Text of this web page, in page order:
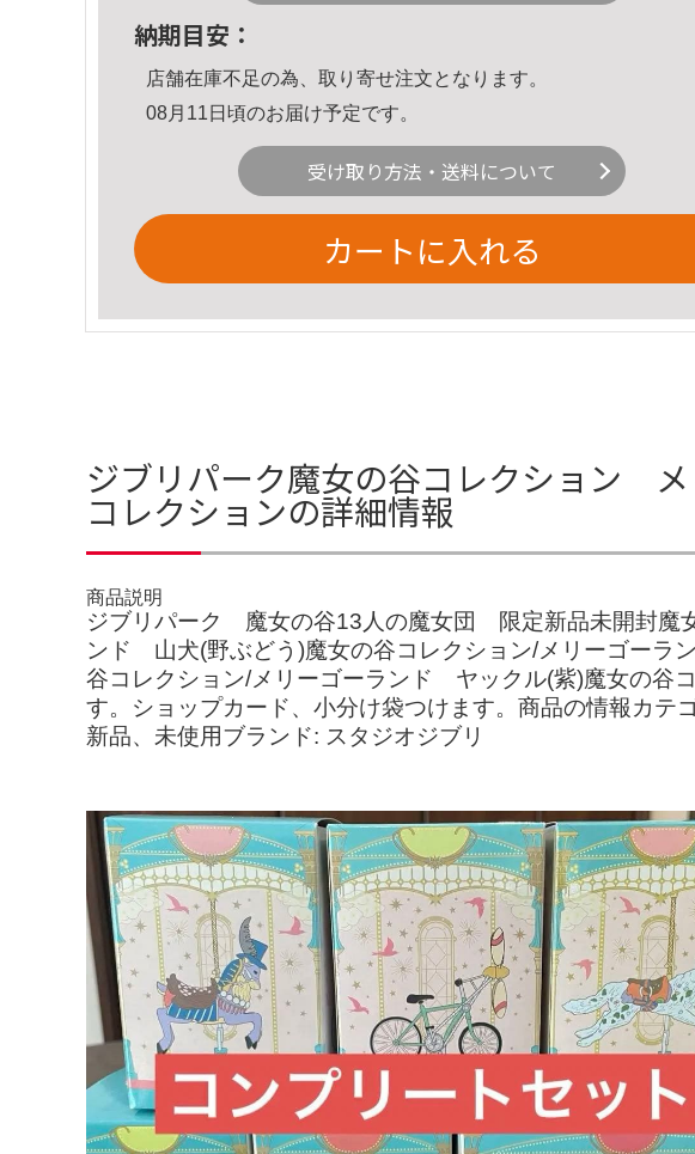
納期目安：
店舗在庫不足の為、取り寄せ注文となります。
08月11日頃のお届け予定です。
受け取り方法・送料について
カートに入れる
ジブリパーク魔女の谷コレクション
コレクションの詳細情報
商品説明
ジブリパーク 魔女の谷13人の魔女団 限定新品未開封魔
ンド 山犬(野ぶどう)魔女の谷コレクション/メリーゴーラ
谷コレクション/メリーゴーランド ヤックル(紫)魔女の谷
す。ショップカード、小分け袋つけます。商品の情報カテ
新品、未使用ブランド: スタジオジブリ